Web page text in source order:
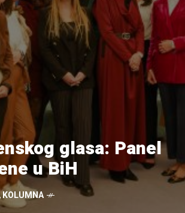
glasa: Panel
u BiH
KOLUMNA